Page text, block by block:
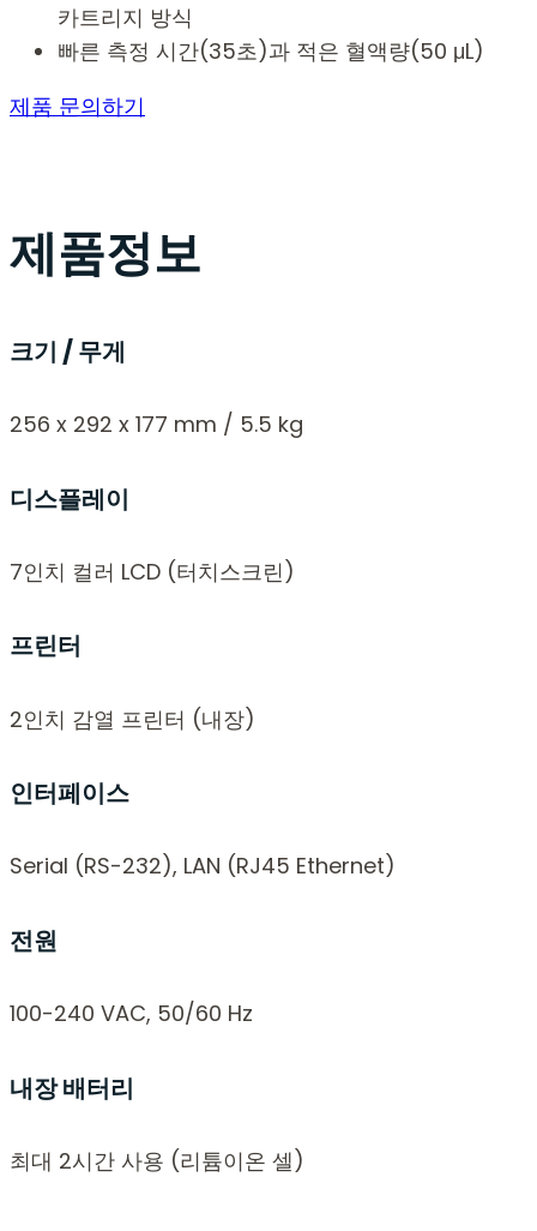
카트리지 방식
빠른 측정 시간(35초)과 적은 혈액량(50 μL)
제품 문의하기
제품정보
크기 / 무게
256 x 292 x 177 mm / 5.5 kg
디스플레이
7인치 컬러 LCD (터치스크린)
프린터
2인치 감열 프린터 (내장)
인터페이스
Serial (RS-232), LAN (RJ45 Ethernet)
전원
100-240 VAC, 50/60 Hz
내장 배터리
최대 2시간 사용 (리튬이온 셀)